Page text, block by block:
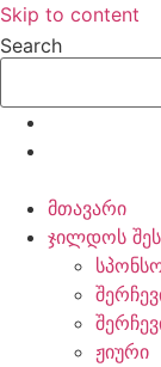
Skip to content
Search
მთავარი
ჯილდოს
ჟიური